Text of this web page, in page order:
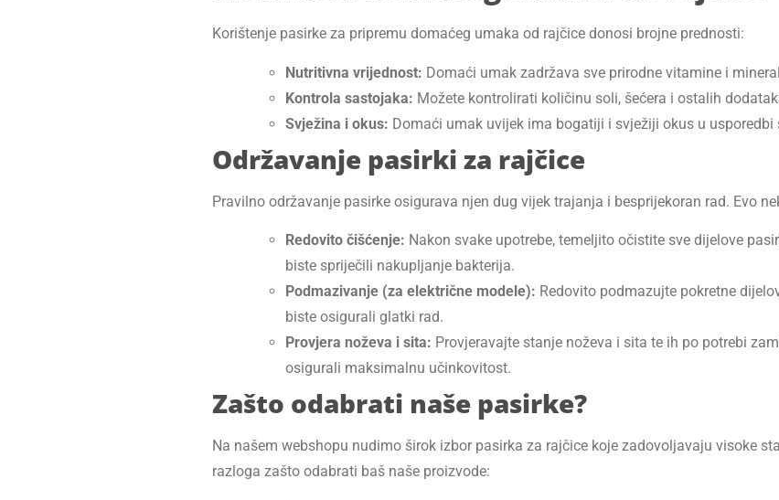
Korištenje pasirke za pripremu domaćeg umaka od rajčice donosi brojne prednosti:
Nutritivna vrijednost: Domaći umak zadržava sve prirodne vitamine i
Kontrola sastojaka: Možete kontrolirati količinu soli, šećera i ostalih
Svježina i okus: Domaći umak uvijek ima bogatiji i svježiji okus u
Održavanje pasirki za rajčice
Pravilno održavanje pasirke osigurava njen dug vijek trajanja i besprijekoran rad. Evo
Redovito čišćenje: Nakon svake upotrebe, temeljito očistite sve dijelove
biste spriječili nakupljanje bakterija.
Podmazivanje (za električne modele): Redovito podmazujte pokretne
biste osigurali glatki rad.
Provjera noževa i sita: Provjeravajte stanje noževa i sita te ih po potrebi
osigurali maksimalnu učinkovitost.
Zašto odabrati naše pasirke?
Na našem webshopu nudimo širok izbor pasirka za rajčice koje zadovoljavaju visoke
razloga zašto odabrati baš naše proizvode: